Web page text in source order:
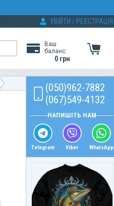
УВІЙТИ / РЕЄСТРАЦІЯ
Ваш
баланс:
0 грн
(050)962-7882
(067)549-4132
НАПИШІТЬ НАМ
Telegram Viber WhatsApp